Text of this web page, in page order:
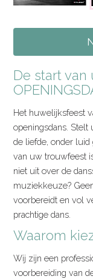
De start
Het huwelijksfeest
openingsdans. Stelt
de liefde, onder luid
van uw trouwfeest
niet uit over de
muziekkeuze?
voorbereidt en vol
prachtige dans.
Waarom
Wij zijn een
voorbereiding van